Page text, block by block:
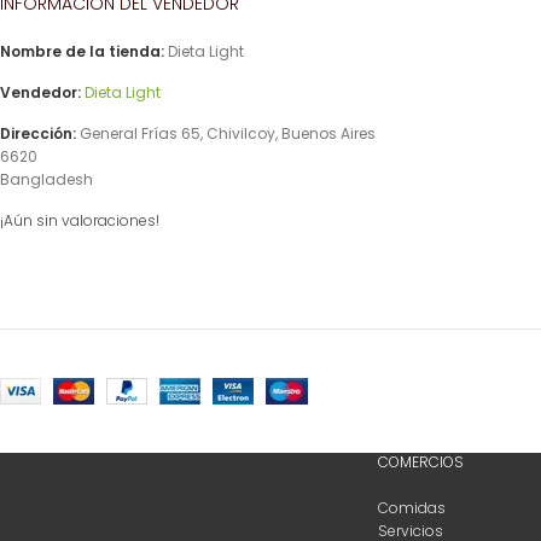
Nombre de la tienda: Dieta Light
Vendedor:Dieta Light
Dirección: General Frías 65, Chivilcoy, Buenos Aires
6620
Bangladesh
¡Aún sin valoraciones!
COMERCIOS
Comidas
Servicios